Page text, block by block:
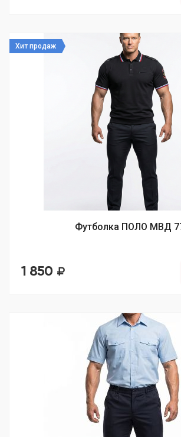
Хит продаж
Футболка ПОЛО МВД
1 850